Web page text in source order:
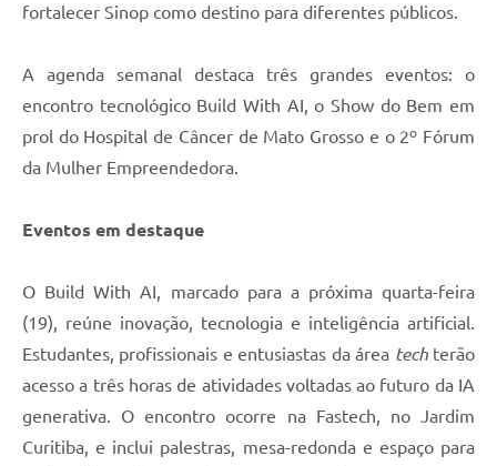
fortalecer Sinop como destino para diferentes públicos.
A agenda semanal destaca três grandes eventos: o
encontro tecnológico Build With AI, o Show do Bem em
prol do Hospital de Câncer de Mato Grosso e o 2º Fórum
da Mulher Empreendedora.
Eventos em destaque
O Build With AI, marcado para a próxima quarta-feira
(19), reúne inovação, tecnologia e inteligência artificial.
Estudantes, profissionais e entusiastas da área techterão
acesso a três horas de atividades voltadas ao futuro da IA
generativa. O encontro ocorre na Fastech, no Jardim
Curitiba, e inclui palestras, mesa-redonda e espaço para